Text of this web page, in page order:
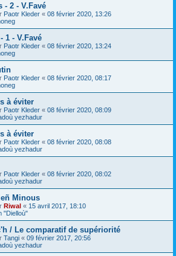
- 2 - V.Favé
Paotr Kleder « 08 février 2020, 13:26
1 - V.Favé
Paotr Kleder « 08 février 2020, 13:24
Paotr Kleder « 08 février 2020, 08:17
à éviter
Paotr Kleder « 08 février 2020, 08:09
yezhadur
à éviter
Paotr Kleder « 08 février 2020, 08:08
yezhadur
Paotr Kleder « 08 février 2020, 08:02
yezhadur
Minous
Riwal « 15 avril 2017, 18:10
"Dielloù"
/ Le comparatif de supériorité
Tangi « 09 février 2017, 20:56
yezhadur